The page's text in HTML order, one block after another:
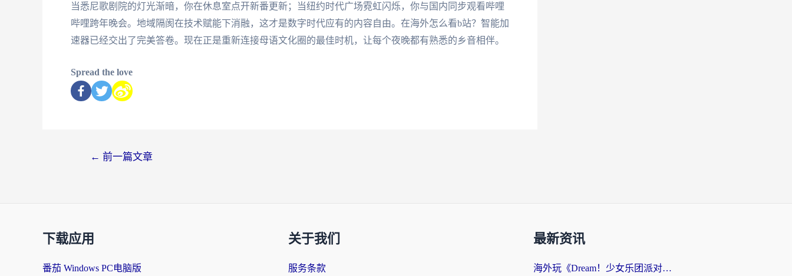
当悉尼歌剧院的灯光渐暗，你在休息室点开新番更新；当纽约时代广场霓虹闪烁，你与国内同步观看哔哩
哔哩跨年晚会。地域隔阂在技术赋能下消融，这才是数字时代应有的内容自由。在海外怎么看b站？智能加
速器已经交出了完美答卷。现在正是重新连接母语文化圈的最佳时机，让每个夜晚都有熟悉的乡音相伴。
Spread the love
← 前一篇文章
下载应用
番茄 Windows PC电脑版
关于我们
服务条款
最新资讯
海外玩《Dream！少女乐团派对！》总卡顿？加速器到底能不能用？一篇指南解决你的国服游戏难题